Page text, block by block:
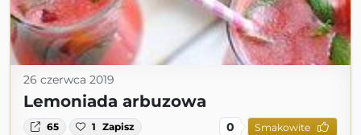
26 czerwca 2019
Lemoniada arbuzowa
65 1 Zapisz 0 Smakowite